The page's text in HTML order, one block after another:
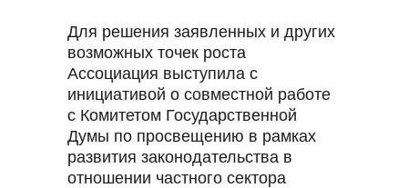
Для решения заявленных и других
возможных точек роста
Ассоциация выступила с
инициативой о совместной работе
с Комитетом Государственной
Думы по просвещению в рамках
развития законодательства в
отношении частного сектора